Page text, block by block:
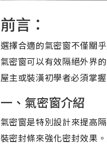
前言：
選擇合適的氣密窗不僅關
氣密窗可以有效隔絕外界
屋主或裝潢初學者必須掌
一、氣密窗介紹
氣密窗是特別設計來提高
裝密封條來強化密封效果